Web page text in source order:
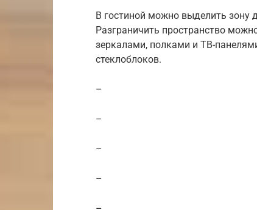
В гостиной можно выделить зону
Разграничить пространство
зеркалами, полками и ТВ-
стеклоблоков.
–
–
–
–